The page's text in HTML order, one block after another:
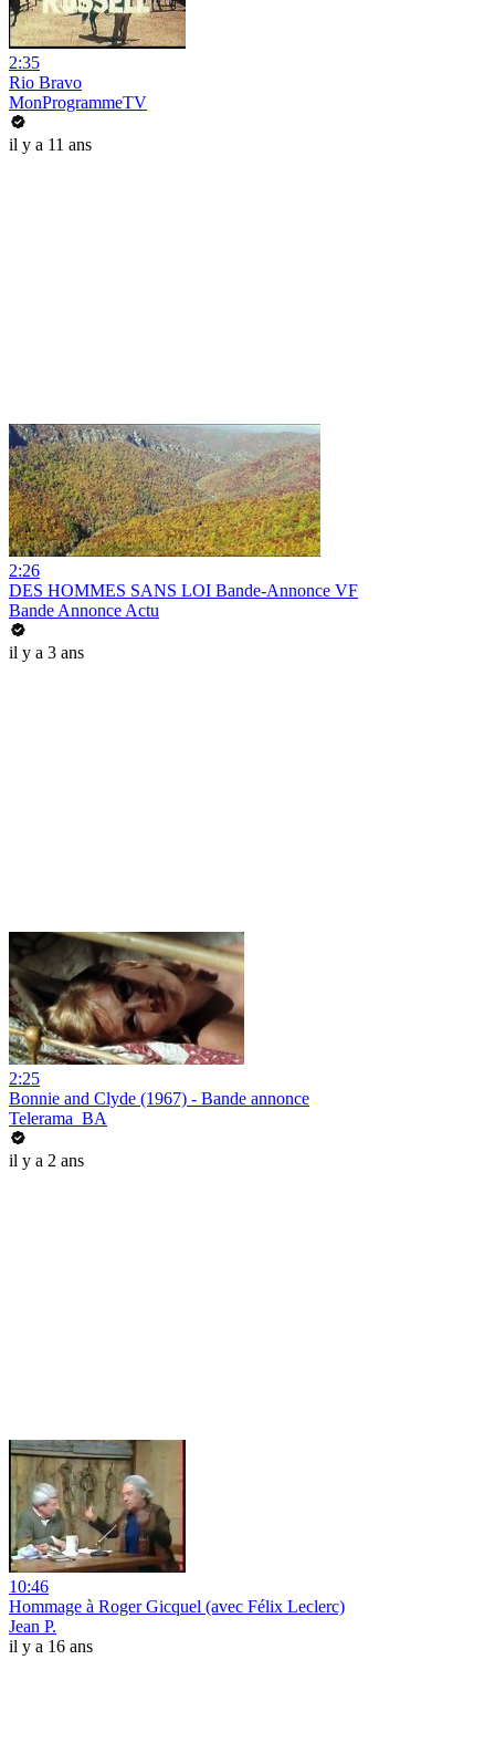
2:35
Rio Bravo
MonProgrammeTV
il y a 11 ans
2:26
DES HOMMES SANS LOI Bande-Annonce VF
Bande Annonce Actu
il y a 3 ans
2:25
Bonnie and Clyde (1967) - Bande annonce
Telerama_BA
il y a 2 ans
10:46
Hommage à Roger Gicquel (avec Félix Leclerc)
Jean P.
il y a 16 ans